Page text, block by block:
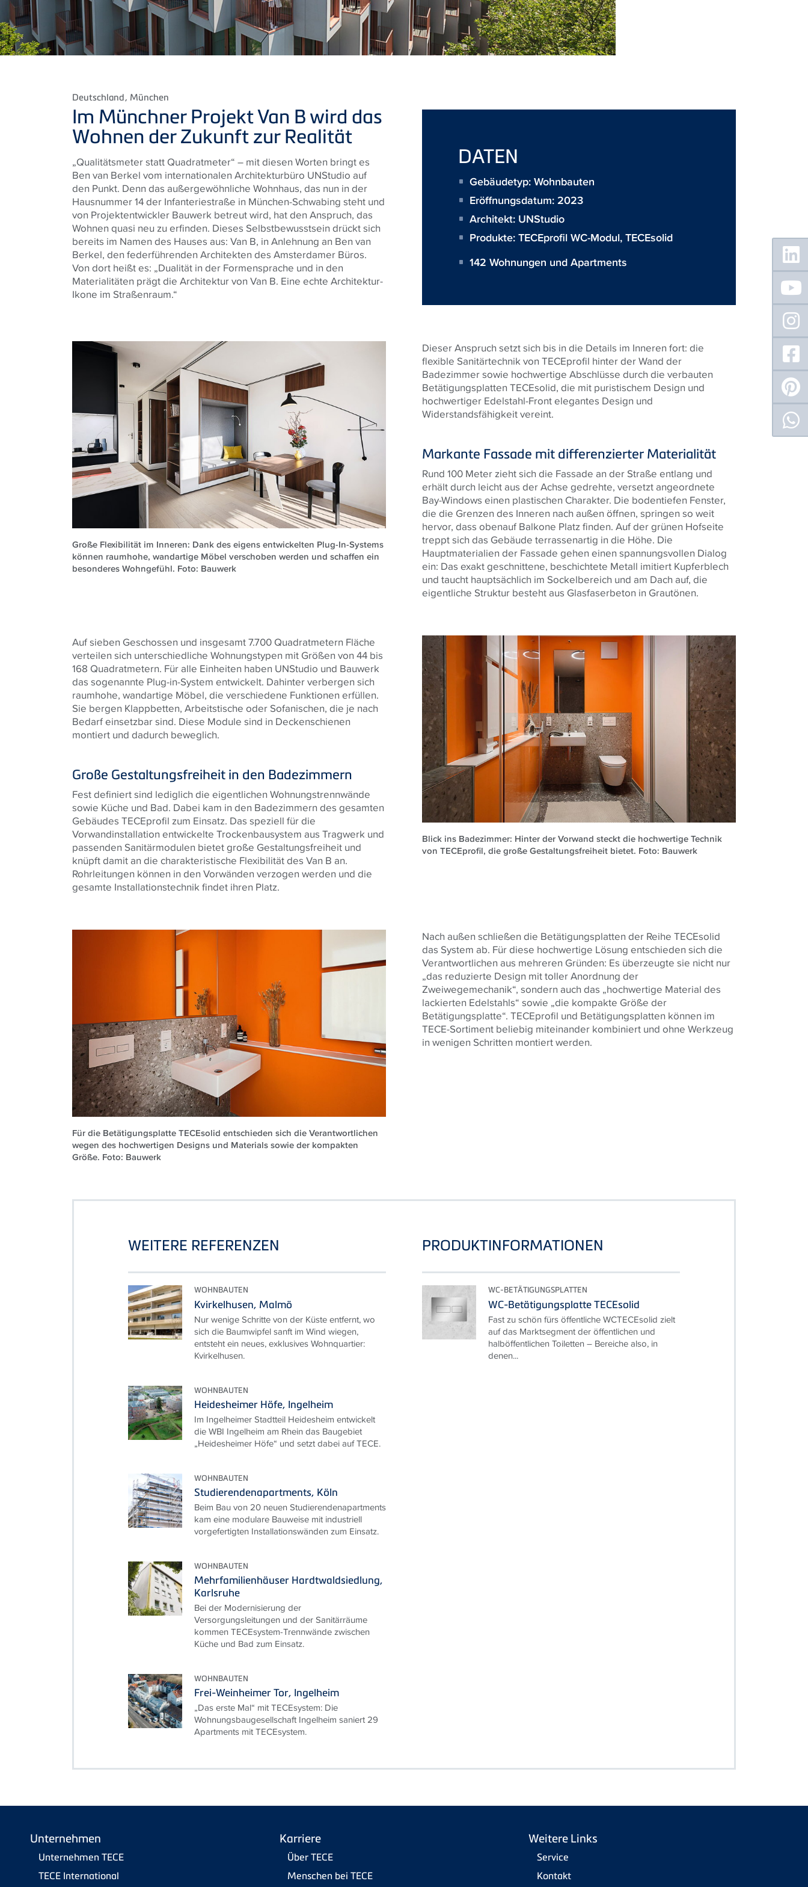
Deutschland, München
Im Münchner Projekt Van B wird das
Wohnen der Zukunft zur Realität
„Qualitätsmeter statt Quadratmeter“ – mit diesen Worten bringt es
Ben van Berkel vom internationalen Architekturbüro UNStudio auf
den Punkt. Denn das außergewöhnliche Wohnhaus, das nun in der
Hausnummer 14 der Infanteriestraße in München-Schwabing steht und
von Projektentwickler Bauwerk betreut wird, hat den Anspruch, das
Wohnen quasi neu zu erfinden. Dieses Selbstbewusstsein drückt sich
bereits im Namen des Hauses aus: Van B, in Anlehnung an Ben van
Berkel, den federführenden Architekten des Amsterdamer Büros.
Von dort heißt es: „Dualität in der Formensprache und in den
Materialitäten prägt die Architektur von Van B. Eine echte Architektur-
Ikone im Straßenraum.“
DATEN
Gebäudetyp: Wohnbauten
Eröffnungsdatum: 2023
Architekt: UNStudio
Produkte:TECEprofil WC-Modul, TECEsolid
142 Wohnungen und Apartments
Große Flexibilität im Inneren: Dank des eigens entwickelten Plug-In-Systems
können raumhohe, wandartige Möbel verschoben werden und schaffen ein
besonderes Wohngefühl. Foto: Bauwerk
Dieser Anspruch setzt sich bis in die Details im Inneren fort: die
flexible Sanitärtechnik von TECEprofil hinter der Wand der
Badezimmer sowie hochwertige Abschlüsse durch die verbauten
Betätigungsplatten TECEsolid, die mit puristischem Design und
hochwertiger Edelstahl-Front elegantes Design und
Widerstandsfähigkeit vereint.
Markante Fassade mit differenzierter Materialität
Rund 100 Meter zieht sich die Fassade an der Straße entlang und
erhält durch leicht aus der Achse gedrehte, versetzt angeordnete
Bay-Windows einen plastischen Charakter. Die bodentiefen Fenster,
die die Grenzen des Inneren nach außen öffnen, springen so weit
hervor, dass obenauf Balkone Platz finden. Auf der grünen Hofseite
treppt sich das Gebäude terrassenartig in die Höhe. Die
Hauptmaterialien der Fassade gehen einen spannungsvollen Dialog
ein: Das exakt geschnittene, beschichtete Metall imitiert Kupferblech
und taucht hauptsächlich im Sockelbereich und am Dach auf, die
eigentliche Struktur besteht aus Glasfaserbeton in Grautönen.
Auf sieben Geschossen und insgesamt 7.700 Quadratmetern Fläche
verteilen sich unterschiedliche Wohnungstypen mit Größen von 44 bis
168 Quadratmetern. Für alle Einheiten haben UNStudio und Bauwerk
das sogenannte Plug-in-System entwickelt. Dahinter verbergen sich
raumhohe, wandartige Möbel, die verschiedene Funktionen erfüllen.
Sie bergen Klappbetten, Arbeitstische oder Sofanischen, die je nach
Bedarf einsetzbar sind. Diese Module sind in Deckenschienen
montiert und dadurch beweglich.
Große Gestaltungsfreiheit in den Badezimmern
Fest definiert sind lediglich die eigentlichen Wohnungstrennwände
sowie Küche und Bad. Dabei kam in den Badezimmern des gesamten
Gebäudes TECEprofil zum Einsatz. Das speziell für die
Vorwandinstallation entwickelte Trockenbausystem aus Tragwerk und
passenden Sanitärmodulen bietet große Gestaltungsfreiheit und
knüpft damit an die charakteristische Flexibilität des Van B an.
Rohrleitungen können in den Vorwänden verzogen werden und die
gesamte Installationstechnik findet ihren Platz.
Blick ins Badezimmer: Hinter der Vorwand steckt die hochwertige Technik
von TECEprofil, die große Gestaltungsfreiheit bietet. Foto: Bauwerk
Für die Betätigungsplatte TECEsolid entschieden sich die Verantwortlichen
wegen des hochwertigen Designs und Materials sowie der kompakten
Größe. Foto: Bauwerk
Nach außen schließen die Betätigungsplatten der Reihe TECEsolid
das System ab. Für diese hochwertige Lösung entschieden sich die
Verantwortlichen aus mehreren Gründen: Es überzeugte sie nicht nur
„das reduzierte Design mit toller Anordnung der
Zweiwegemechanik“, sondern auch das „hochwertige Material des
lackierten Edelstahls“ sowie „die kompakte Größe der
Betätigungsplatte“. TECEprofil und Betätigungsplatten können im
TECE-Sortiment beliebig miteinander kombiniert und ohne Werkzeug
in wenigen Schritten montiert werden.
WEITERE REFERENZEN
WOHNBAUTEN
Kvirkelhusen, Malmö
Nur wenige Schritte von der Küste entfernt, wo
sich die Baumwipfel sanft im Wind wiegen,
entsteht ein neues, exklusives Wohnquartier:
Kvirkelhusen.
WOHNBAUTEN
Heidesheimer Höfe, Ingelheim
Im Ingelheimer Stadtteil Heidesheim entwickelt
die WBI Ingelheim am Rhein das Baugebiet
„Heidesheimer Höfe“ und setzt dabei auf TECE.
WOHNBAUTEN
Studierendenapartments, Köln
Beim Bau von 20 neuen Studierendenapartments
kam eine modulare Bauweise mit industriell
vorgefertigten Installationswänden zum Einsatz.
WOHNBAUTEN
Mehrfamilienhäuser Hardtwaldsiedlung,
Karlsruhe
Bei der Modernisierung der
Versorgungsleitungen und der Sanitärräume
kommen TECEsystem-Trennwände zwischen
Küche und Bad zum Einsatz.
WOHNBAUTEN
Frei-Weinheimer Tor, Ingelheim
„Das erste Mal“ mit TECEsystem: Die
Wohnungsbaugesellschaft Ingelheim saniert 29
Apartments mit TECEsystem.
PRODUKTINFORMATIONEN
WC-BETÄTIGUNGSPLATTEN
WC-Betätigungsplatte TECEsolid
Fast zu schön fürs öffentliche WCTECEsolid zielt
auf das Marktsegment der öffentlichen und
halböffentlichen Toiletten – Bereiche also, in
denen...
Unternehmen
Unternehmen TECE
TECE International
Karriere
Über TECE
Menschen bei TECE
Weitere Links
Service
Kontakt
Floating